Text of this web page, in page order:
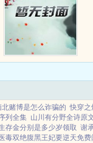
北赌博是怎么诈骗的 快穿之
列全集 山川有分野全诗原
存金分别是多少岁领取 谢
医毒双绝腹黑王妃要逆天免费